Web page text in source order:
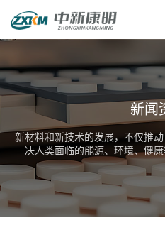
新闻
新材料和新技术的发展，不仅推
决人类面临的能源、环境、健